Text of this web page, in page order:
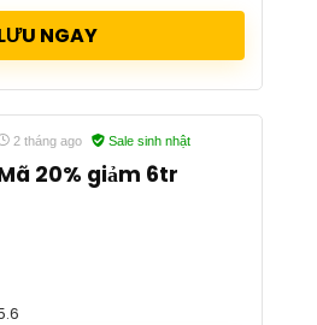
NGAY
2 tháng ago Sale sinh nhật
20% giảm 6tr